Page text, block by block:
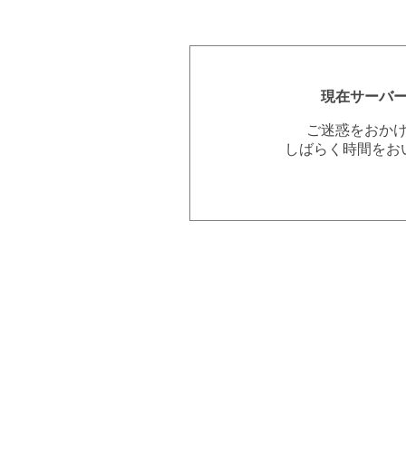
現在サーバ
ご迷惑をおか
しばらく時間を